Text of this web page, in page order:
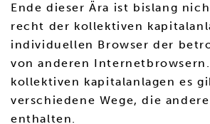
Ende dieser Ära ist bislang
recht der kollektiven
individuellen Browser der
von anderen
kollektiven kapitalanlagen es
verschiedene Wege, die
enthalten.